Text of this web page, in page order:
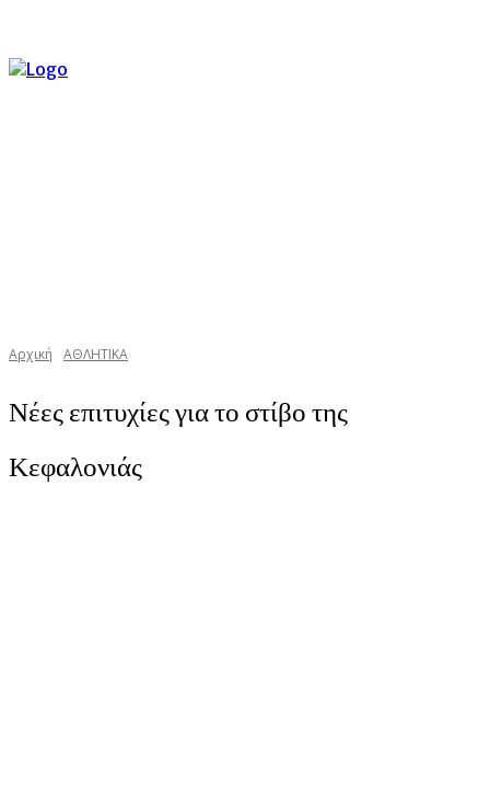
Αρχική ΑΘΛΗΤΙΚΑ
Νέες επιτυχίες για το στίβο της
Κεφαλονιάς